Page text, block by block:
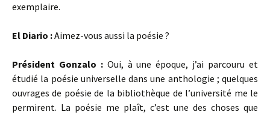
exemplaire.
El Diario :Aimez-vous aussi la poésie ?
Président Gonzalo :Oui, à une époque, j’ai parcouru et
étudié la poésie universelle dans une anthologie ; quelques
ouvrages de poésie de la bibliothèque de l’université me le
permirent. La poésie me plaît, c’est une des choses que